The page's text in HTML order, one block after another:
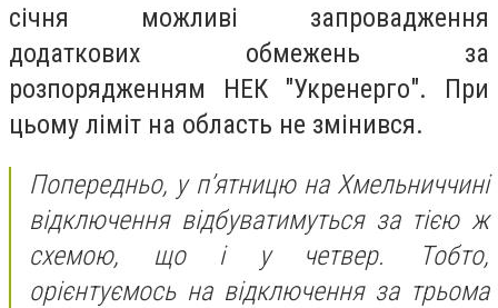
січня можливі запровадження
додаткових обмежень за
розпорядженням НЕК "Укренерго". При
цьому ліміт на область не змінився.
Попередньо, у п’ятницю на Хмельниччині
відключення відбуватимуться за тією ж
схемою, що і у четвер. Тобто,
орієнтуємось на відключення за трьома